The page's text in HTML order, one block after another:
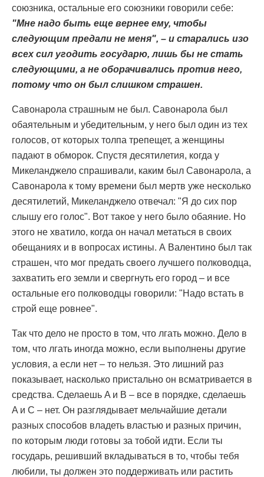
союзника, остальные его союзники говорили себе:
"Мне надо быть еще вернее ему, чтобы
следующим предали не меня", – и старались изо
всех сил угодить государю, лишь бы не стать
следующими, а не оборачивались против него,
потому что он был слишком страшен.
Савонарола страшным не был. Савонарола был
обаятельным и убедительным, у него был один из тех
голосов, от которых толпа трепещет, а женщины
падают в обморок. Спустя десятилетия, когда у
Микеланджело спрашивали, каким был Савонарола, а
Савонарола к тому времени был мертв уже несколько
десятилетий, Микеланджело отвечал: "Я до сих пор
слышу его голос". Вот такое у него было обаяние. Но
этого не хватило, когда он начал метаться в своих
обещаниях и в вопросах истины. А Валентино был так
страшен, что мог предать своего лучшего полководца,
захватить его земли и свергнуть его город – и все
остальные его полководцы говорили: "Надо встать в
строй еще ровнее".
Так что дело не просто в том, что лгать можно. Дело в
том, что лгать иногда можно, если выполнены другие
условия, а если нет – то нельзя. Это лишний раз
показывает, насколько пристально он всматривается в
средства. Сделаешь A и B – все в порядке, сделаешь
A и C – нет. Он разглядывает мельчайшие детали
разных способов владеть властью и разных причин,
по которым люди готовы за тобой идти. Если ты
государь, решивший вкладываться в то, чтобы тебя
любили, ты должен это поддерживать или растить